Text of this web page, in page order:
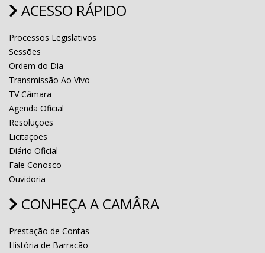
ACESSO RÁPIDO
Processos Legislativos
Sessões
Ordem do Dia
Transmissão Ao Vivo
TV Câmara
Agenda Oficial
Resoluções
Licitações
Diário Oficial
Fale Conosco
Ouvidoria
CONHEÇA A CAMÂRA
Prestação de Contas
História de Barracão